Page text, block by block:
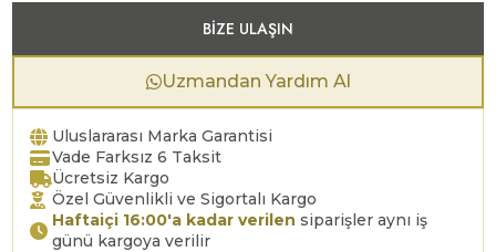
BIZE ULAŞIN
Uzmandan Yardım Al
Uluslararası Marka Garantisi
Vade Farksız 6 Taksit
Ücretsiz Kargo
Özel Güvenlikli ve Sigortalı Kargo
Haftaiçi 16:00'a kadar verilen siparişler aynı iş
günü kargoya verilir